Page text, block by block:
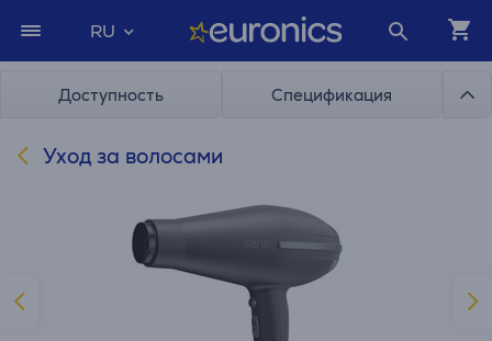
RU
Доступность Спецификация
Уход за волосами